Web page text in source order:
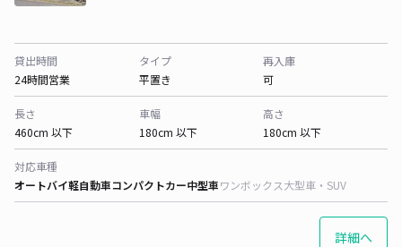
貸出時間
24時間営業
タイプ
平置き
再入庫
可
長さ
460cm 以下
車幅
180cm 以下
高さ
180cm 以下
対応車種
オートバイ軽自動車コンパクトカー中型車ワンボックス大型車・SUV
詳細へ